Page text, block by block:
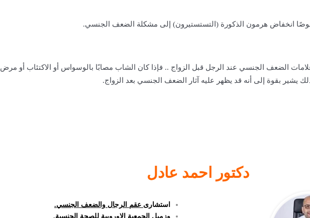
انخفاض هرمون الذكورة (التستستيرون) إلى مشكلة الضعف الجنسي.
الضعف الجنسي عند الرجل قبل الزواج .. فإذا كان الشاب مصابًا بالوسواس أو الاكتئاب أو مرض
يشير بقوة إلى أنه قد يظهر عليه آثار الضعف الجنسي بعد الزواج.
دكتور احمد عادل
استشارى عقم الرجال والضعف الجنسي.
وزميل الجمعية الاوروبية للصحة الجنسية.